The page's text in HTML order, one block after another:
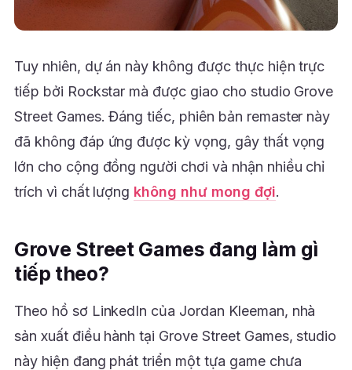
Tuy nhiên, dự án này không được thực hiện trực
tiếp bởi Rockstar mà được giao cho studio Grove
Street Games. Đáng tiếc, phiên bản remaster này
đã không đáp ứng được kỳ vọng, gây thất vọng
lớn cho cộng đồng người chơi và nhận nhiều chỉ
trích vì chất lượng không như mong đợi.
Grove Street Games đang làm gì
tiếp theo?
Theo hồ sơ LinkedIn của Jordan Kleeman, nhà
sản xuất điều hành tại Grove Street Games, studio
này hiện đang phát triển một tựa game chưa